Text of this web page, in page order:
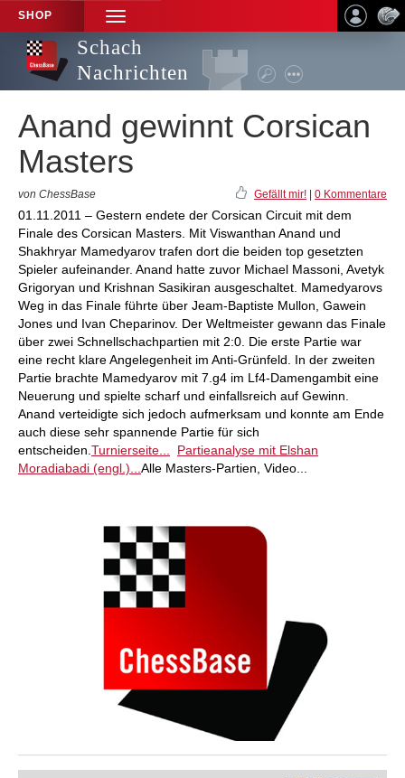
SHOP
TOGGLE
NAVIGATION
Schach
Nachrichten
Anand gewinnt Corsican
Masters
von ChessBase Gefällt mir! 0 Kommentare
01.11.2011 – Gestern endete der Corsican Circuit mit dem
Finale des Corsican Masters. Mit Viswanthan Anand und
Shakhryar Mamedyarov trafen dort die beiden top gesetzten
Spieler aufeinander. Anand hatte zuvor Michael Massoni, Avetyk
Grigoryan und Krishnan Sasikiran ausgeschaltet. Mamedyarovs
Weg in das Finale führte über Jeam-Baptiste Mullon, Gawein
Jones und Ivan Cheparinov. Der Weltmeister gewann das Finale
über zwei Schnellschachpartien mit 2:0. Die erste Partie war
eine recht klare Angelegenheit im Anti-Grünfeld. In der zweiten
Partie brachte Mamedyarov mit 7.g4 im Lf4-Damengambit eine
Neuerung und spielte scharf und einfallsreich auf Gewinn.
Anand verteidigte sich jedoch aufmerksam und konnte am Ende
auch diese sehr spannende Partie für sich
entscheiden. Turnierseite...
Partieanalyse mit Elshan
Moradiabadi (engl.)... Alle Masters-Partien, Video...